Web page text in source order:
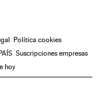
Política cookies
Suscripciones empresas
hoy